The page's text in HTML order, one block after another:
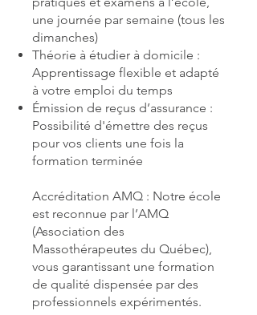
une journée par semaine (tous les
dimanches)
Théorie à étudier à domicile :
Apprentissage flexible et adapté
à votre emploi du temps
Émission de reçus d’assurance :
Possibilité d'émettre des reçus
pour vos clients une fois la
formation terminée
Accréditation AMQ : Notre école
est reconnue par l’AMQ
(Association des
Massothérapeutes du Québec),
vous garantissant une formation
de qualité dispensée par des
professionnels expérimentés.